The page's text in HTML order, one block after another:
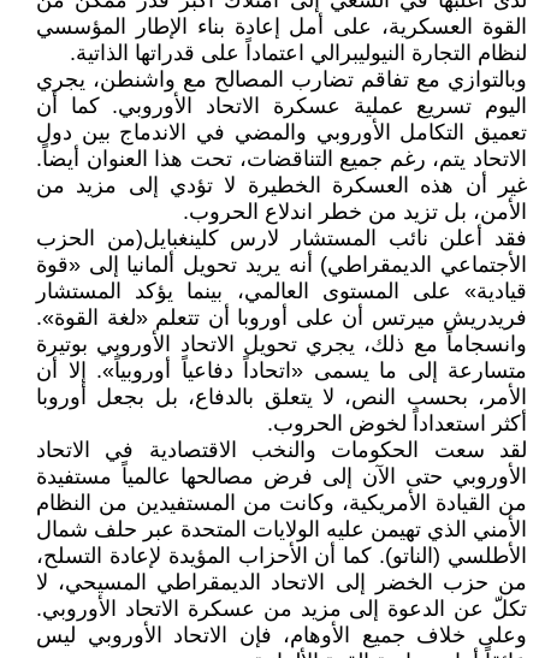
القوة العسكرية، على أمل إعادة بناء الإطار المؤسسي
لنظام التجارة النيوليبرالي اعتماداً على قدراتها الذاتية.
وبالتوازي مع تفاقم تضارب المصالح مع واشنطن، يجري
اليوم تسريع عملية عسكرة الاتحاد الأوروبي. كما أن
تعميق التكامل الأوروبي والمضي في الاندماج بين دول
الاتحاد يتم، رغم جميع التناقضات، تحت هذا العنوان أيضاً.
غير أن هذه العسكرة الخطيرة لا تؤدي إلى مزيد من
الأمن، بل تزيد من خطر اندلاع الحروب.
فقد أعلن نائب المستشار لارس كلينغبايل(من الحزب
الأجتماعي الديمقراطي) أنه يريد تحويل ألمانيا إلى «قوة
قيادية» على المستوى العالمي، بينما يؤكد المستشار
فريدريش ميرتس أن على أوروبا أن تتعلم «لغة القوة».
وانسجاماً مع ذلك، يجري تحويل الاتحاد الأوروبي بوتيرة
متسارعة إلى ما يسمى «اتحاداً دفاعياً أوروبياً». إلا أن
الأمر، بحسب النص، لا يتعلق بالدفاع، بل بجعل أوروبا
أكثر استعداداً لخوض الحروب.
لقد سعت الحكومات والنخب الاقتصادية في الاتحاد
الأوروبي حتى الآن إلى فرض مصالحها عالمياً مستفيدة
من القيادة الأمريكية، وكانت من المستفيدين من النظام
الأمني الذي تهيمن عليه الولايات المتحدة عبر حلف شمال
الأطلسي (الناتو). كما أن الأحزاب المؤيدة لإعادة التسلح،
من حزب الخضر إلى الاتحاد الديمقراطي المسيحي، لا
تكلّ عن الدعوة إلى مزيد من عسكرة الاتحاد الأوروبي.
وعلى خلاف جميع الأوهام، فإن الاتحاد الأوروبي ليس